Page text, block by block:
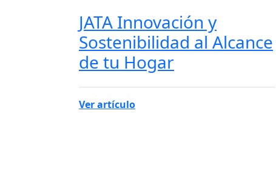
JATA Innovación y
Sostenibilidad al Alcance
de tu Hogar
Ver artículo